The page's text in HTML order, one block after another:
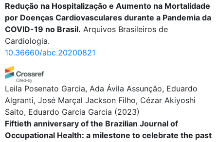
Redução na Hospitalização e Aumento na Mortalidade
por Doenças Cardiovasculares durante a Pandemia da
COVID-19 no Brasil. Arquivos Brasileiros de
Cardiologia.
10.36660/abc.20200821
Leila Posenato Garcia, Ada Ávila Assunção, Eduardo
Algranti, José Marçal Jackson Filho, Cézar Akiyoshi
Saito, Eduardo Garcia Garcia (2023)
Fiftieth anniversary of the Brazilian Journal of
Occupational Health: a milestone to celebrate the past